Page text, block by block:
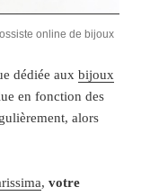
online de bijoux
dédiée auxbijoux
en fonction des
alors
,votre